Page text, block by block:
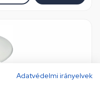
Adatvédelmi irányelvek